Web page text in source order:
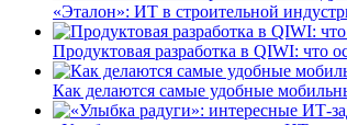
«Эталон»: ИТ в строительной
Продуктовая разработка в QIWI: что
Как делаются самые удобные